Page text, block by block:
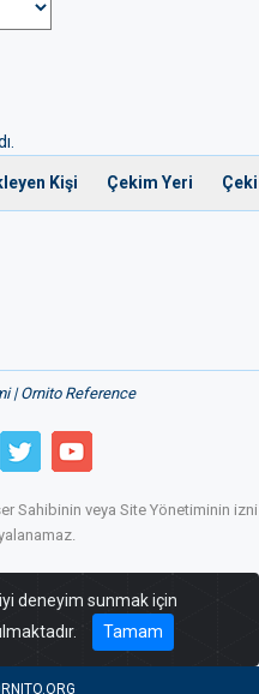
Kişi Çekim Yeri
| Ornito Reference
Sahibinin veya Site Yönetiminin izni
deneyim sunmak için
Tamam